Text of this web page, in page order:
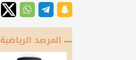
المرصد الرياضية